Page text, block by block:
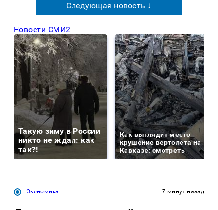
Следующая новость ↓
Новости СМИ2
Такую зиму в России
никто не ждал: как
так?!
Как выглядит место
крушение вертолета на
Кавказе: смотреть
Экономика 7 минут назад